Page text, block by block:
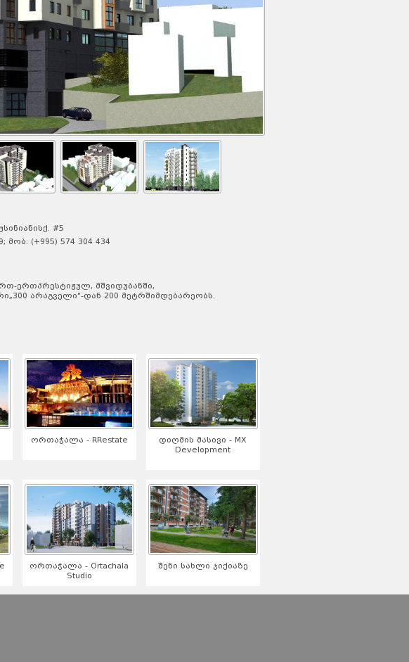
#5
მობ: (+995) 574 304 434
ერთპრესტიჟულ, მშვიდუბანში,
არაგველი“-დან 200 მეტრშიმდებარეობს.
ორთაჭალა - RRestate
დიღმის მასივი - MX
Development
ორთაჭალა - Ortachala
Studio
შენი სახლი ჯიქიაზე